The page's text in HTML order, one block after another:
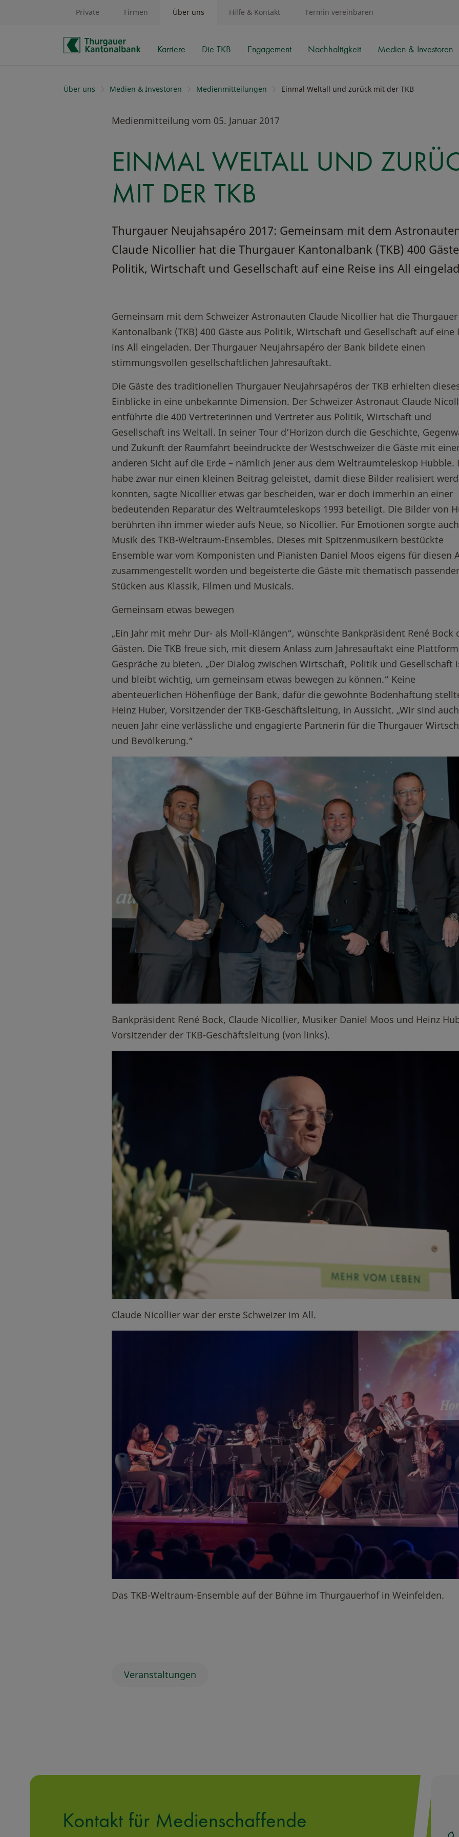
Schnelle Navigation
Private Firmen Über uns
Karriere Die TKB Engagement Nachhaltigkeit Medien & Investoren
Hilfe & Kontakt Termin vereinbaren
Über uns Medien & Investoren Medienmitteilungen Einmal Weltall und zurück mit der TKB
Medienmitteilung vom 05. Januar 2017
EINMAL WELTALL UND
MIT DER TKB
Thurgauer Neujahsapéro 2017: Gemeinsam mit dem
Claude Nicollier hat die Thurgauer Kantonalbank (TKB) 400
Politik, Wirtschaft und Gesellschaft auf eine Reise ins All
Gemeinsam mit dem Schweizer Astronauten Claude Nicollier hat die Thurgauer
Kantonalbank (TKB) 400 Gäste aus Politik, Wirtschaft und Gesellschaft auf eine
ins All eingeladen. Der Thurgauer Neujahrsapéro der Bank bildete einen
stimmungsvollen gesellschaftlichen Jahresauftakt.
Die Gäste des traditionellen Thurgauer Neujahrsapéros der TKB erhielten
Einblicke in eine unbekannte Dimension. Der Schweizer Astronaut Claude
entführte die 400 Vertreterinnen und Vertreter aus Politik, Wirtschaft und
Gesellschaft ins Weltall. In seiner Tour d’Horizon durch die Geschichte,
und Zukunft der Raumfahrt beeindruckte der Westschweizer die Gäste mit
anderen Sicht auf die Erde – nämlich jener aus dem Weltraumteleskop Hubble.
habe zwar nur einen kleinen Beitrag geleistet, damit diese Bilder realisiert
konnten, sagte Nicollier etwas gar bescheiden, war er doch immerhin an einer
bedeutenden Reparatur des Weltraumteleskops 1993 beteiligt. Die Bilder von
berührten ihn immer wieder aufs Neue, so Nicollier. Für Emotionen sorgte
Musik des TKB-Weltraum-Ensembles. Dieses mit Spitzenmusikern bestückte
Ensemble war vom Komponisten und Pianisten Daniel Moos eigens für diesen
zusammengestellt worden und begeisterte die Gäste mit thematisch
Stücken aus Klassik, Filmen und Musicals.
Gemeinsam etwas bewegen
„Ein Jahr mit mehr Dur- als Moll-Klängen“, wünschte Bankpräsident René Bock
Gästen. Die TKB freue sich, mit diesem Anlass zum Jahresauftakt eine
Gespräche zu bieten. „Der Dialog zwischen Wirtschaft, Politik und Gesellschaft
und bleibt wichtig, um gemeinsam etwas bewegen zu können.“ Keine
abenteuerlichen Höhenflüge der Bank, dafür die gewohnte Bodenhaftung
Heinz Huber, Vorsitzender der TKB-Geschäftsleitung, in Aussicht. „Wir sind
neuen Jahr eine verlässliche und engagierte Partnerin für die Thurgauer
und Bevölkerung.“
Bankpräsident René Bock, Claude Nicollier, Musiker Daniel Moos und Heinz
Vorsitzender der TKB-Geschäftsleitung (von links).
Claude Nicollier war der erste Schweizer im All.
Das TKB-Weltraum-Ensemble auf der Bühne im Thurgauerhof in Weinfelden.
Veranstaltungen
Kontakt für Medienschaffende